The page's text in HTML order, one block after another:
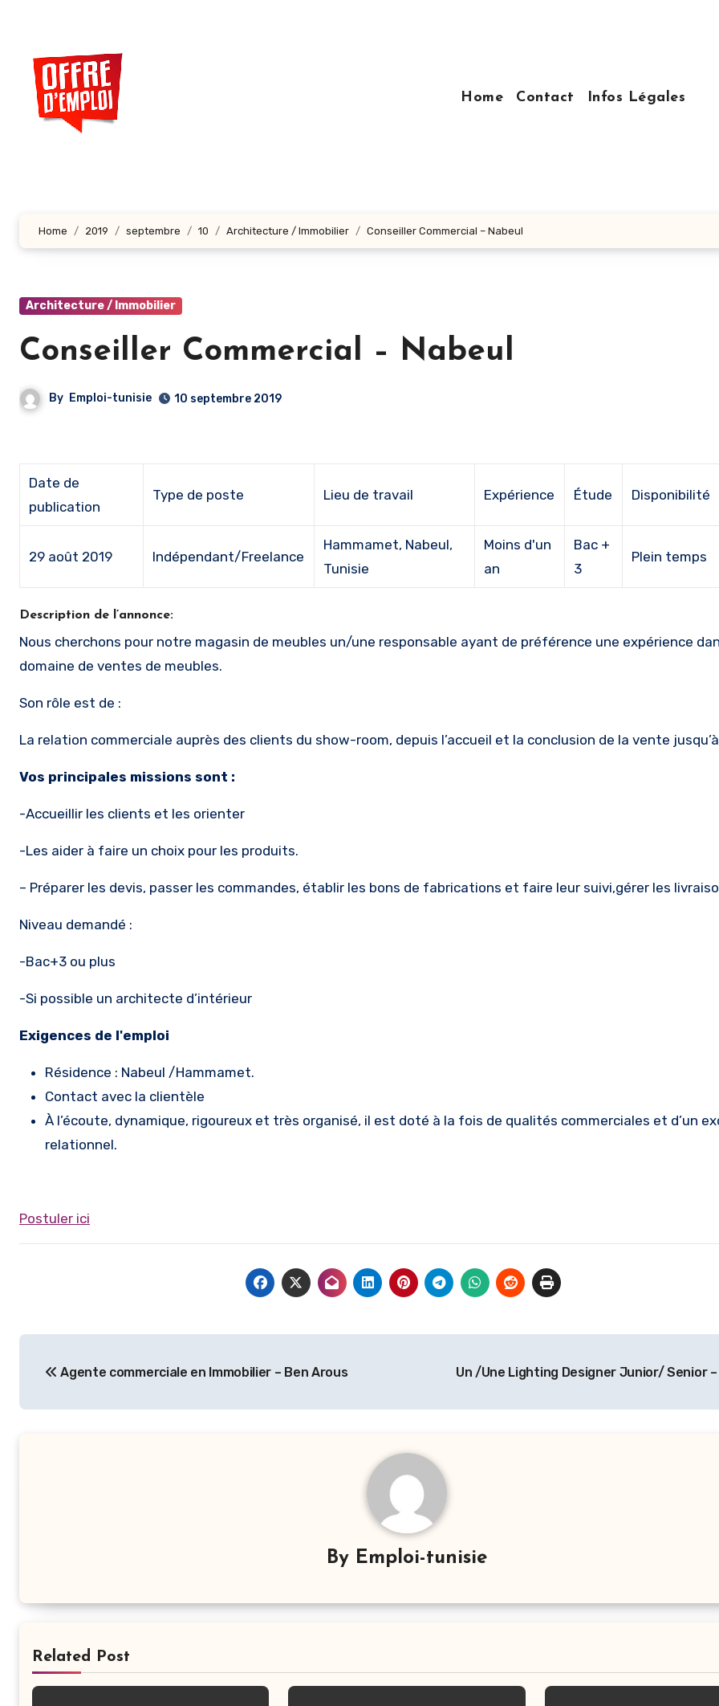
contenu
principal
Home
Contact Infos Légales
Home 2019 septembre 10 Architecture / Immobilier Conseiller Commercial – Nabeul
Architecture / Immobilier
Conseiller Commercial – Nabeul
By Emploi-tunisie 10 septembre 2019
Date de
publication
Type de poste Lieu de travail Expérience Étude Disponibilité
29 août 2019 Indépendant/Freelance
Hammamet, Nabeul,
Tunisie
Moins d'un
an
Bac +
3
Plein temps
Description de l’annonce:
Nous cherchons pour notre magasin de meubles un/une responsable ayant de préférence une expérience dans le
domaine de ventes de meubles.
Son rôle est de :
La relation commerciale auprès des clients du show-room, depuis l’accueil et la conclusion de la vente
Vos principales missions sont :
-Accueillir les clients et les orienter
-Les aider à faire un choix pour les produits.
– Préparer les devis, passer les commandes, établir les bons de fabrications et faire leur suivi,gérer les
Niveau demandé :
-Bac+3 ou plus
-Si possible un architecte d’intérieur
Exigences de l'emploi
Résidence : Nabeul /Hammamet.
Contact avec la clientèle
À l’écoute, dynamique, rigoureux et très organisé, il est doté à la fois de qualités commerciales et d’un
relationnel.
Postuler ici
de
l’article
Agente commerciale en Immobilier – Ben Arous Un /Une Lighting Designer Junior/ Senior
By Emploi-tunisie
Related Post